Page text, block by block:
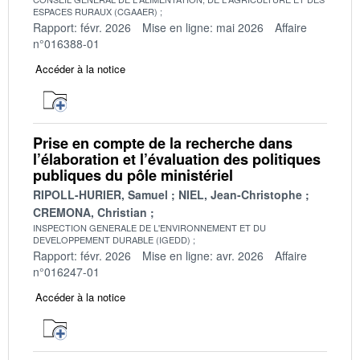
ESPACES RURAUX (CGAAER)
Rapport: févr. 2026 Mise en ligne: mai 2026
Affaire
n°016388-01
Accéder à la notice
Prise en compte de la recherche dans
l’élaboration et l’évaluation des politiques
publiques du pôle ministériel
RIPOLL-HURIER, Samuel
NIEL, Jean-Christophe
CREMONA, Christian
INSPECTION GENERALE DE L'ENVIRONNEMENT ET DU
DEVELOPPEMENT DURABLE (IGEDD)
Rapport: févr. 2026 Mise en ligne: avr. 2026
Affaire
n°016247-01
Accéder à la notice